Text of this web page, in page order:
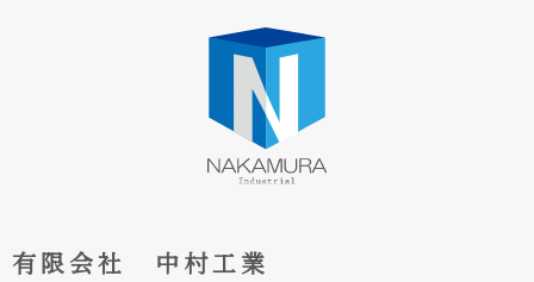
有限会社 中村工業